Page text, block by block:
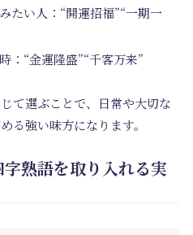
たい人：“開運招福”“一期一
：“金運隆盛”“千客万来”
て選ぶことで、日常や大切な
る強い味方になります。
熟語を取り入れる実